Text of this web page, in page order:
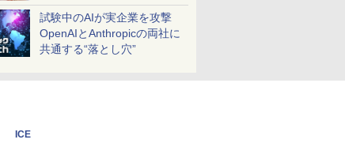
が2027年度戦略を説明
試験中のAIが実企業を攻撃
OpenAIとAnthropicの両社に
共通する“落とし穴”
ICE